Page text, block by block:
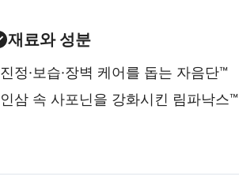
재료와 성분
진정·보습·장벽 케어를 돕는 자음단™
인삼 속 사포닌을 강화시킨 림파낙스™